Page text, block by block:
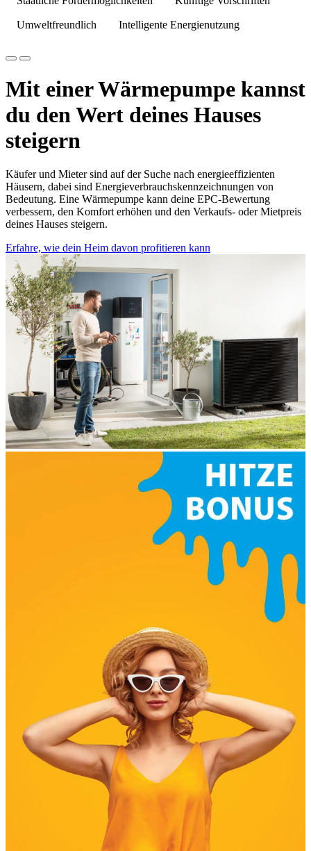
Umweltfreundlich Intelligente Energienutzung
Mit einer Wärmepumpe kannst
du den Wert deines Hauses
steigern
Käufer und Mieter sind auf der Suche nach energieeffizienten
Häusern, dabei sind Energieverbrauchskennzeichnungen von
Bedeutung. Eine Wärmepumpe kann deine EPC-Bewertung
verbessern, den Komfort erhöhen und den Verkaufs- oder Mietpreis
deines Hauses steigern.
Erfahre, wie dein Heim davon profitieren kann